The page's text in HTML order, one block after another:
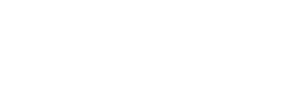
desto genauer können wir die Kosten für die